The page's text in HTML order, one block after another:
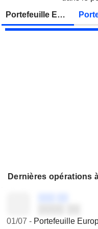
Portefeuille Europe
Dernières opérations
01/07 - Portefeuille